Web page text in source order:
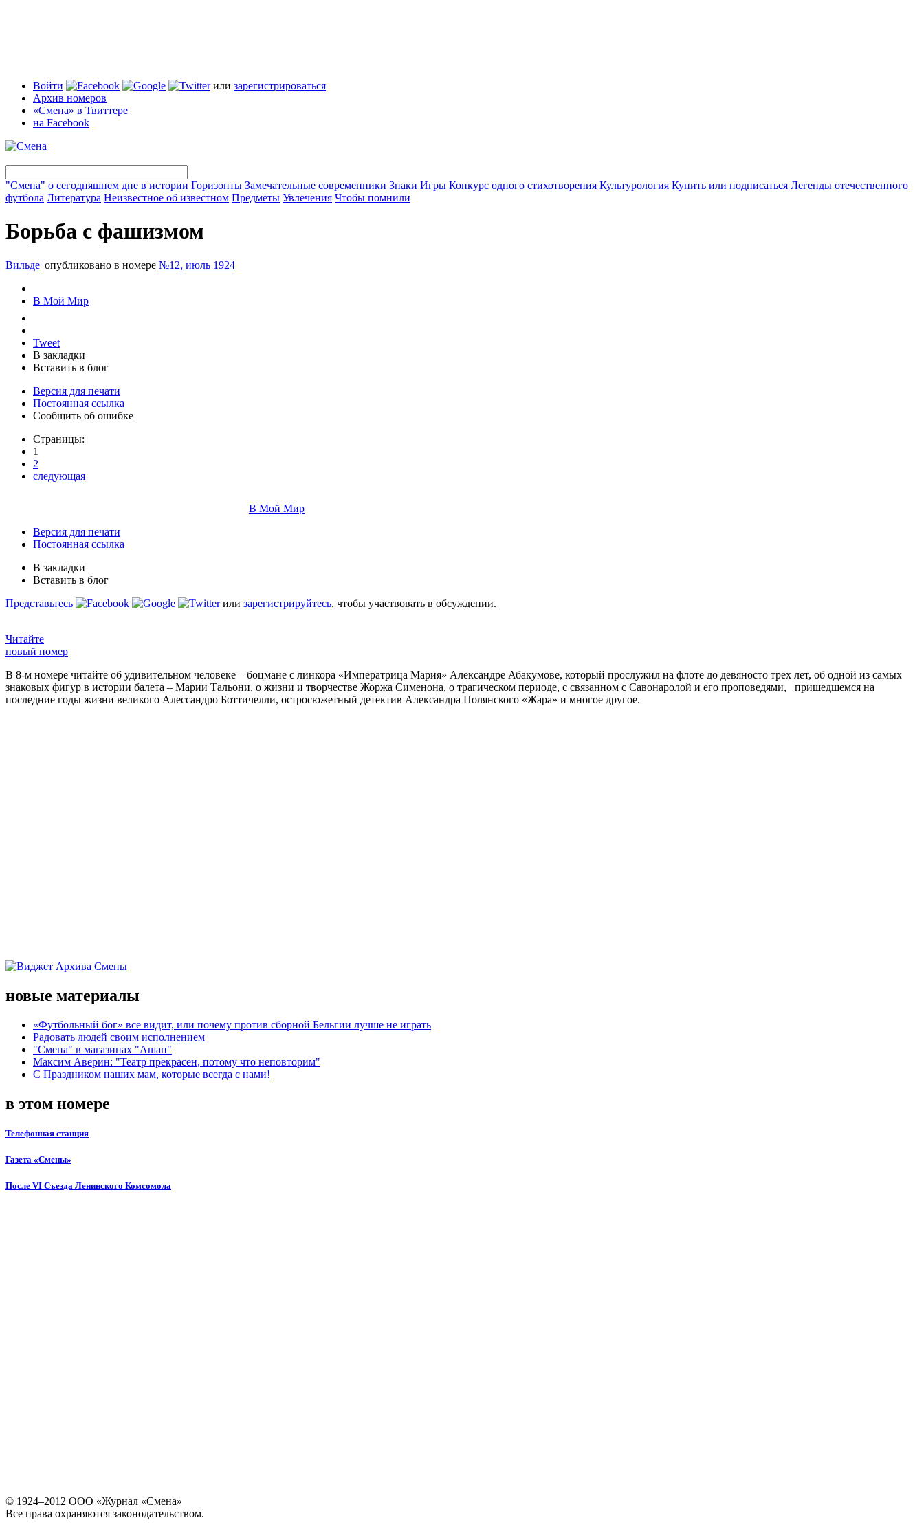
Войти или зарегистрироваться
Архив номеров
«Смена» в Твиттере
на Facebook
"Смена" о сегодняшнем дне в истории Горизонты Замечательные современники Знаки Игры Конкурс одного стихотворения Культурология Купить или подписаться Легенды отечественного
футбола Литература Неизвестное об известном Предметы Увлечения Чтобы помнили
Борьба с фашизмом
Вильде| опубликовано в номере №12, июль 1924
В Мой Мир
Tweet
В закладки
Вставить в блог
Версия для печати
Постоянная ссылка
Сообщить об ошибке
Страницы:
1
2
следующая
В Мой Мир
Версия для печати
Постоянная ссылка
В закладки
Вставить в блог
Представьтесь
или зарегистрируйтесь, чтобы участвовать в обсуждении.
Читайте
новый номер
В 8-м номере читайте об удивительном человеке – боцмане с линкора «Императрица Мария» Александре Абакумове, который прослужил на флоте до девяносто трех лет, об одной из самых
знаковых фигур в истории балета – Марии Тальони, о жизни и творчестве Жоржа Сименона, о трагическом периоде, с связанном с Савонаролой и его проповедями, пришедшемся на
последние годы жизни великого Алессандро Боттичелли, остросюжетный детектив Александра Полянского «Жара» и многое другое.
новые материалы
«Футбольный бог» все видит, или почему против сборной Бельгии лучше не играть
Радовать людей своим исполнением
"Смена" в магазинах "Ашан"
Максим Аверин: "Театр прекрасен, потому что неповторим"
С Праздником наших мам, которые всегда с нами!
в этом номере
Телефонная станция
Газета «Смены»
После VI Съезда Ленинского Комсомола
© 1924–2012 ООО «Журнал «Смена»
Все права охраняются законодательством.